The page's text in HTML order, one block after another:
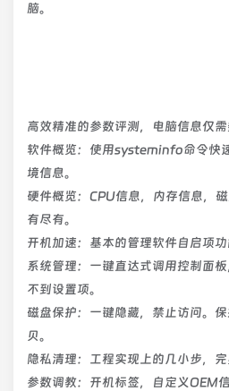
脑。
高效精准的参数评测，电脑信息仅需
软件概览：使用systeminfo命令快
境信息。
硬件概览：CPU信息，内存信息，
有尽有。
开机加速：基本的管理软件自启项功
系统管理：一键直达式调用控制面
不到设置项。
磁盘保护：一键隐藏，禁止访问。
贝。
隐私清理：工程实现上的几小步，完
参数调教：开机标签，自定义OEM